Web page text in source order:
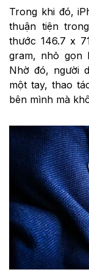
Trong khi đó,
thuận tiện
thước 146.7 x
gram, nhỏ gọn
Nhờ đó, người
một tay, thao
bên mình mà